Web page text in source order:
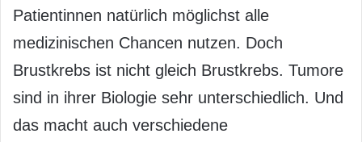
Patientinnen natürlich möglichst alle
medizinischen Chancen nutzen. Doch
Brustkrebs ist nicht gleich Brustkrebs. Tumore
sind in ihrer Biologie sehr unterschiedlich. Und
das macht auch verschiedene